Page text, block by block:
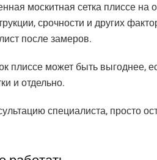
москитная сетка плиссе
срочности и других
после замеров.
плиссе может быть выгоднее,
и отдельно.
специалиста, просто